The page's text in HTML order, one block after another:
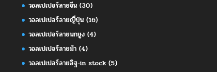
วอลเปเปอร์ลายจีน(30)
วอลเปเปอร์ลายญี่ปุ่น(16)
วอลเปเปอร์ลายนกยูง(4)
วอลเปเปอร์ลายม้า(4)
วอลเปเปอร์ลายอิฐ-in stock(5)